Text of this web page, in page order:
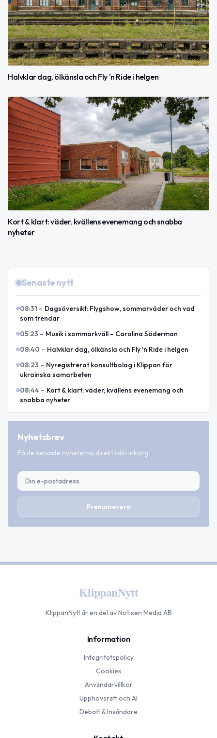
Halvklar dag, ölkänsla och Fly 'n Ride i helgen
Kort & klart: väder, kvällens evenemang och snabba
nyheter
Senaste nytt
08:31 – Dagsöversikt: Flygshow, sommarväder och vad
som trendar
05:23 – Musik i sommarkväll – Carolina Söderman
08:40 – Halvklar dag, ölkänsla och Fly 'n Ride i helgen
08:23 – Nyregistrerat konsultbolag i Klippan för
ukrainska samarbeten
08:44 – Kort & klart: väder, kvällens evenemang och
snabba nyheter
Nyhetsbrev
Få de senaste nyheterna direkt i din inkorg.
Prenumerera
KlippanNytt
KlippanNyttär en del av Notisen Media AB
Information
Integritetspolicy
Cookies
Användarvillkor
Upphovsrätt och AI
Debatt & Insändare